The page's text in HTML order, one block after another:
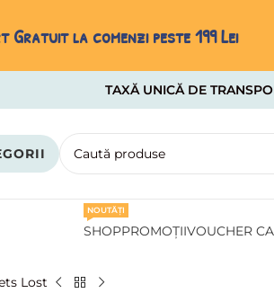
Gratuit la comenzi peste 199 Lei
TAXĂ UNICĂ DE
SHOP
NOUTĂȚI
PROMOȚIIVOUCHER
Lost